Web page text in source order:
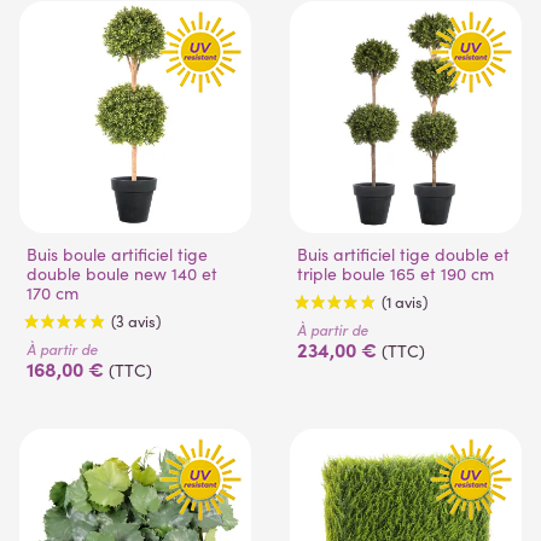
Buis boule artificiel tige
double boule new 140 et
170 cm
À partir de
168,00 € (TTC)
Buis artificiel tige double et
triple boule 165 et 190 cm
À partir de
234,00 € (TTC)